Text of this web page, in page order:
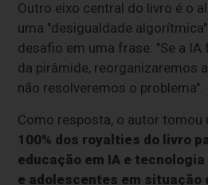
Outro eixo central do livro é o
uma "desigualdade
desafio em uma frase: "Se a
da pirâmide, reorganizaremos
não resolveremos o problema".
Como resposta, o autor tomou
100% dos royalties do livro
educação em IA e
e adolescentes em situação